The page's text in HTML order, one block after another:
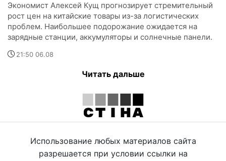
Экономист Алексей Кущ прогнозирует стремительный
рост цен на китайские товары из-за логистических
проблем. Наибольшее подорожание ожидается на
зарядные станции, аккумуляторы и солнечные панели.
21:50 06.08
Читать дальше
Использование любых материалов сайта
разрешается при условии ссылки на